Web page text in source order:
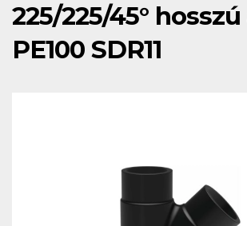
225/225/45°
PE100 SDR11